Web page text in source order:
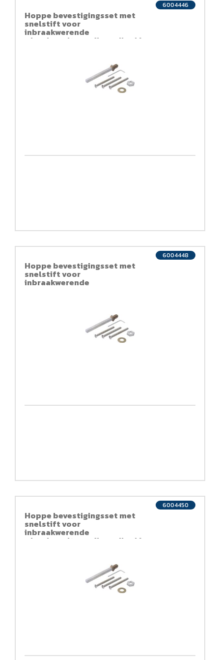
Hoppe bevestigingsset met
snelstift voor
inbraakwerende
wisselgarnituren (knop/kruk)
6004446
Hoppe bevestigingsset met
snelstift voor
inbraakwerende
6004448
Hoppe bevestigingsset met
snelstift voor
inbraakwerende
wisselgarnituren (knop/kruk)
6004450